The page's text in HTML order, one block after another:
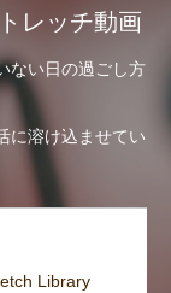
レッチ動画
ない日の過ごし方
に溶け込ませてい
Library